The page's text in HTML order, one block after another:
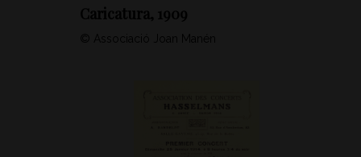
Caricatura, 1909
© Associació Joan Manén